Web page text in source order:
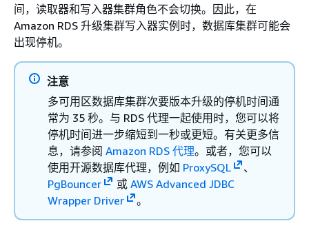
间，读取器和写入器集群角色不会切换。因此，在
Amazon RDS 升级集群写入器实例时，数据库集群可能会
出现停机。
注意
多可用区数据库集群次要版本升级的停机时间通
常为 35 秒。与 RDS 代理一起使用时，您可以将
停机时间进一步缩短到一秒或更短。有关更多信
息，请参阅 Amazon RDS 代理。或者，您可以
使用开源数据库代理，例如 ProxySQL
、
PgBouncer
或 AWS Advanced JDBC
Wrapper Driver
。